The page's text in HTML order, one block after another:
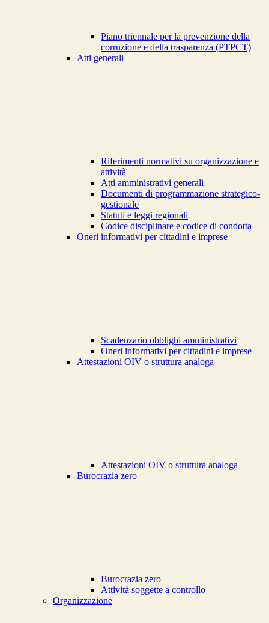
Piano triennale per la prevenzione della
corruzione e della trasparenza (PTPCT)
Atti generali
Riferimenti normativi su organizzazione e
attività
Atti amministrativi generali
Documenti di programmazione strategico-
gestionale
Statuti e leggi regionali
Codice disciplinare e codice di condotta
Oneri informativi per cittadini e imprese
Scadenzario obblighi amministrativi
Oneri informativi per cittadini e imprese
Attestazioni OIV o struttura analoga
Attestazioni OIV o struttura analoga
Burocrazia zero
Burocrazia zero
Attività soggette a controllo
Organizzazione